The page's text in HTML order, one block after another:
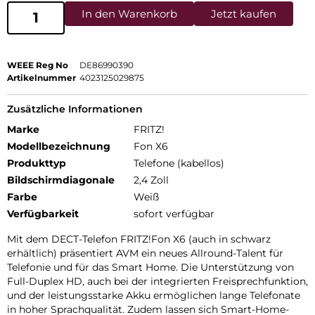
In den Warenkorb Jetzt kaufen
WEEE Reg No
DE86990390
Artikelnummer 4023125029875
Zusätzliche Informationen
Marke
FRITZ!
Modellbezeichnung
Fon X6
Produkttyp
Telefone (kabellos)
Bildschirmdiagonale
2,4 Zoll
Farbe
Weiß
Verfügbarkeit
sofort verfügbar
Mit dem DECT-Telefon FRITZ!Fon X6 (auch in schwarz
erhältlich) präsentiert AVM ein neues Allround-Talent für
Telefonie und für das Smart Home. Die Unterstützung von
Full-Duplex HD, auch bei der integrierten Freisprechfunktion,
und der leistungsstarke Akku ermöglichen lange Telefonate
in hoher Sprachqualität. Zudem lassen sich Smart-Home-